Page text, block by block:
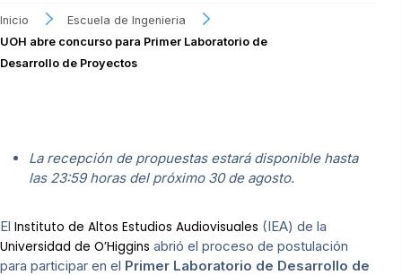
Inicio
Escuela de Ingenieria
UOH abre concurso para Primer Laboratorio de
Desarrollo de Proyectos
La recepción de propuestas estará disponible hasta
las 23:59 horas del próximo 30 de agosto.
El Instituto de Altos Estudios Audiovisuales (IEA) de la
Universidad de O’Higgins abrió el proceso de postulación
para participar en el Primer Laboratorio de Desarrollo de